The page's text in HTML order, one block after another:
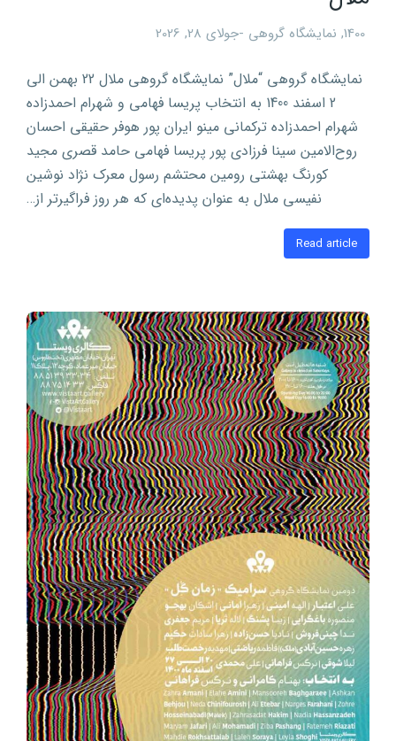
1400
, نمایشگاه گروهی جولای 28, 2026
نمایشگاه گروهی “ملال” نمایشگاه گروهی ملال 22 بهمن الی
2 اسفند 1400 به انتخاب پریسا فهامی و شهرام احمدزاده
شهرام احمدزاده ترکمانی مینو ایران پور هوفر حقیقی احسان
روح‌الامین سینا فرزادی پور پریسا فهامی حامد قصری مجید
کورنگ بهشتی رومین محتشم رسول معرک نژاد نوشین
نفیسی ملال به عنوان پدیده‌ای که هر روز فراگیرتر از…
Read article